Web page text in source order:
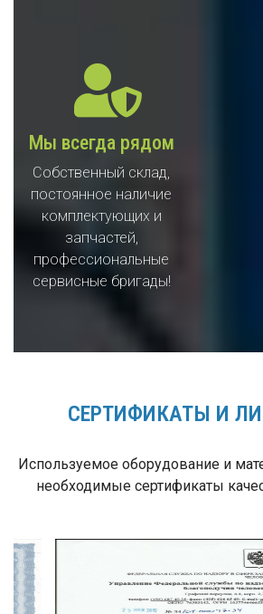
Мы всегда рядом
Собственный склад,
постоянное наличие
комплектующих и
запчастей,
профессиональные
сервисные бригады!
СЕРТИФИКАТЫ И
Используемое оборудование и
необходимые сертификаты